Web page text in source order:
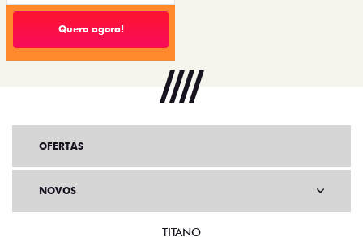
Quero agora!
OFERTAS
NOVOS
TITANO